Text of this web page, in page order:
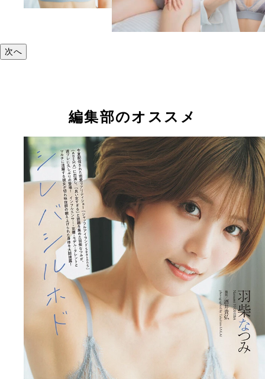
次へ
編集部のオススメ